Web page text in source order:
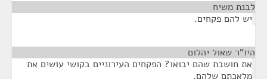
לבנת משיח
יש להם פקחים.
היו"ר שאול יהלום
את חושבת שהם יבואו? הפקחים העירוניים בקושי עושים את
מלאכתם שלהם.